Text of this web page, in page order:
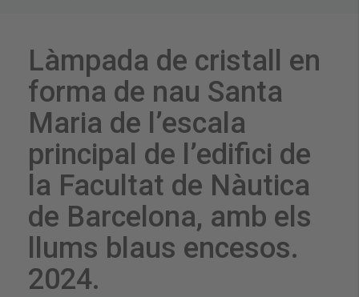
Làmpada de cristall en
forma de nau Santa
Maria de l’escala
principal de l’edifici de
la Facultat de Nàutica
de Barcelona, amb els
llums blaus encesos.
2024.